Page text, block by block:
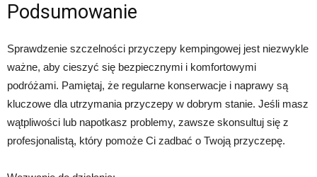
Podsumowanie
Sprawdzenie szczelności przyczepy kempingowej jest niezwykle
ważne, aby cieszyć się bezpiecznymi i komfortowymi
podróżami. Pamiętaj, że regularne konserwacje i naprawy są
kluczowe dla utrzymania przyczepy w dobrym stanie. Jeśli masz
wątpliwości lub napotkasz problemy, zawsze skonsultuj się z
profesjonalistą, który pomoże Ci zadbać o Twoją przyczepę.